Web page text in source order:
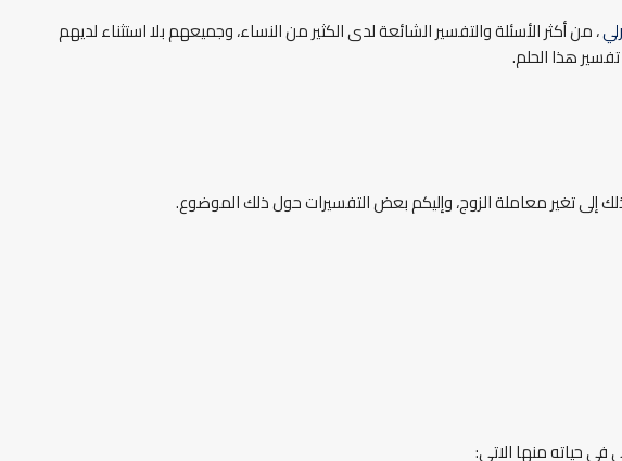
، من أكثر الأسئلة والتفسير الشائعة لدى الكثير من النساء، وجميعهم بلا استثناء لديهم
هذا الحلم.
إلى تغير معاملة الزوج، وإليكم بعض التفسيرات حول ذلك الموضوع.
حياته منها الاتي: